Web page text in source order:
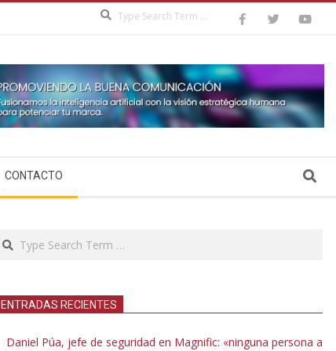
CONTACTO Search
Search
ENTRADAS RECIENTES
Daniel Púa, jefe de seguridad en Magnific: «ninguna persona a